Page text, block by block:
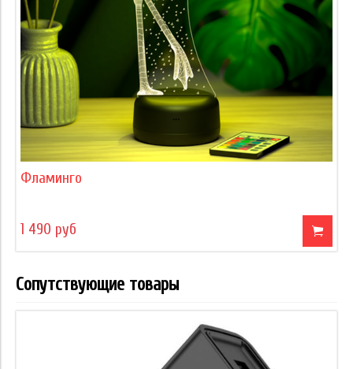
Фламинго
1 490 руб
Сопутствующие товары